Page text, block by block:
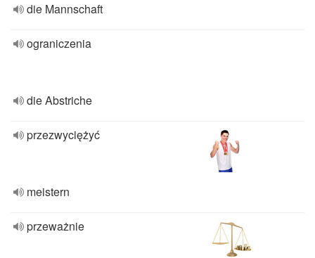
die Mannschaft
ograniczenia
die Abstriche
przezwyciężyć
meistern
przeważnie